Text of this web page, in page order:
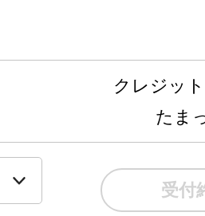
クレジッ
たま
受付